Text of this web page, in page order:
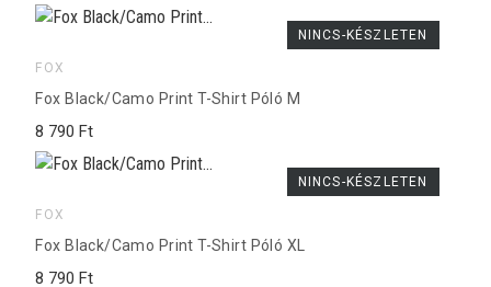
FOX
Fox Black/Camo Print T-Shirt Póló M
8 790 Ft
NINCS-KÉSZLETEN
FOX
Fox Black/Camo Print T-Shirt Póló XL
8 790 Ft
NINCS-KÉSZLETEN